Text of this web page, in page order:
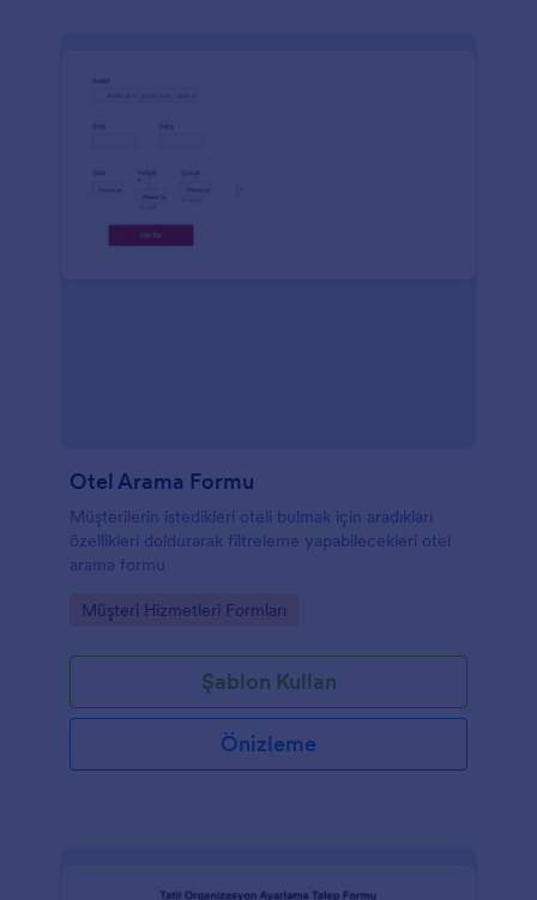
Otel Arama Formu
Müşterilerin istedikleri oteli bulmak için aradıkları
özellikleri doldurarak filtreleme yapabilecekleri otel
arama formu
Go to Category:
Müşteri Hizmetleri Formları
Şablon Kullan
Önizleme